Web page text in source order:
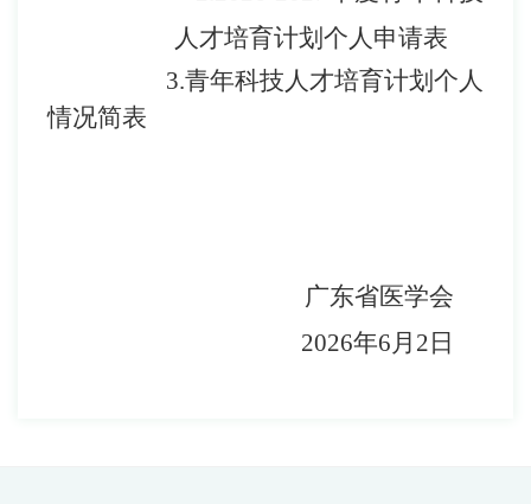
人才培育计划个人申请表
3.青年科技人才培育计划个人
情况简表
广东省医学会
2026年6月 2 日